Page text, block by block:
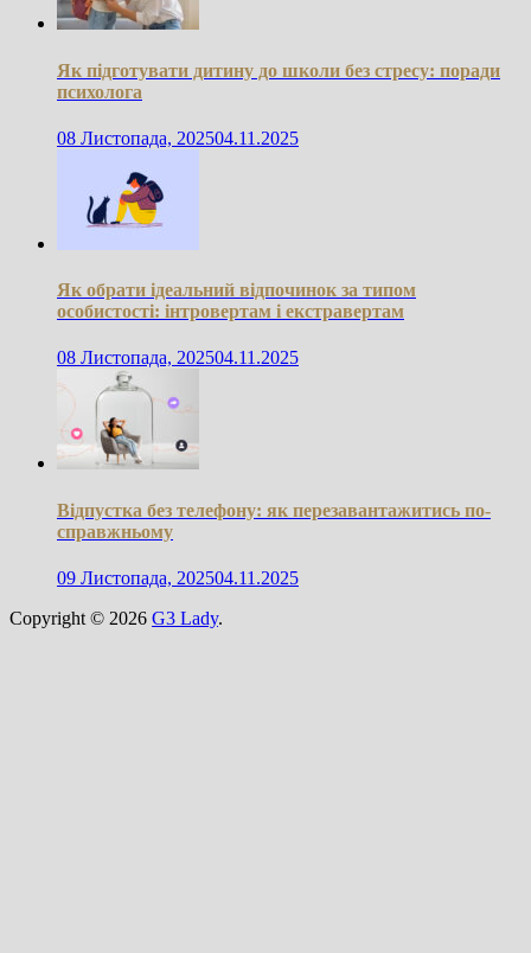
Як підготувати дитину до школи без стресу: поради
психолога
08 Листопада, 202504.11.2025
Як обрати ідеальний відпочинок за типом
особистості: інтровертам і екстравертам
08 Листопада, 202504.11.2025
Відпустка без телефону: як перезавантажитись по-
справжньому
09 Листопада, 202504.11.2025
Copyright © 2026 G3 Lady.